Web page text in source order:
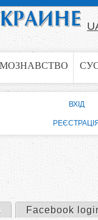
Facebook
ВХІД